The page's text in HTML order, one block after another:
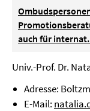
auch für
Univ.-Prof. Dr.
Adresse:
E-Mail: